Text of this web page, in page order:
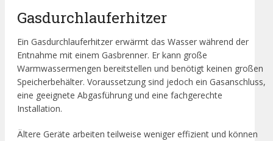
Gasdurchlauferhitzer
Ein Gasdurchlauferhitzer erwärmt das Wasser während der
Entnahme mit einem Gasbrenner. Er kann große
Warmwassermengen bereitstellen und benötigt keinen großen
Speicherbehälter. Voraussetzung sind jedoch ein Gasanschluss,
eine geeignete Abgasführung und eine fachgerechte
Installation.
Ältere Geräte arbeiten teilweise weniger effizient und können